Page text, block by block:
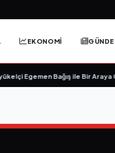
EKONOMİ
Egemen Bağış ile Bir Araya